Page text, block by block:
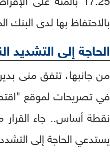
بالاحتفاظ بها لدى البنك المركزي بواقع 400
الحاجة إلى
من جانبها، تتفق منى
نقطة أساس.. جاء
يستدعي الحاجة إلى